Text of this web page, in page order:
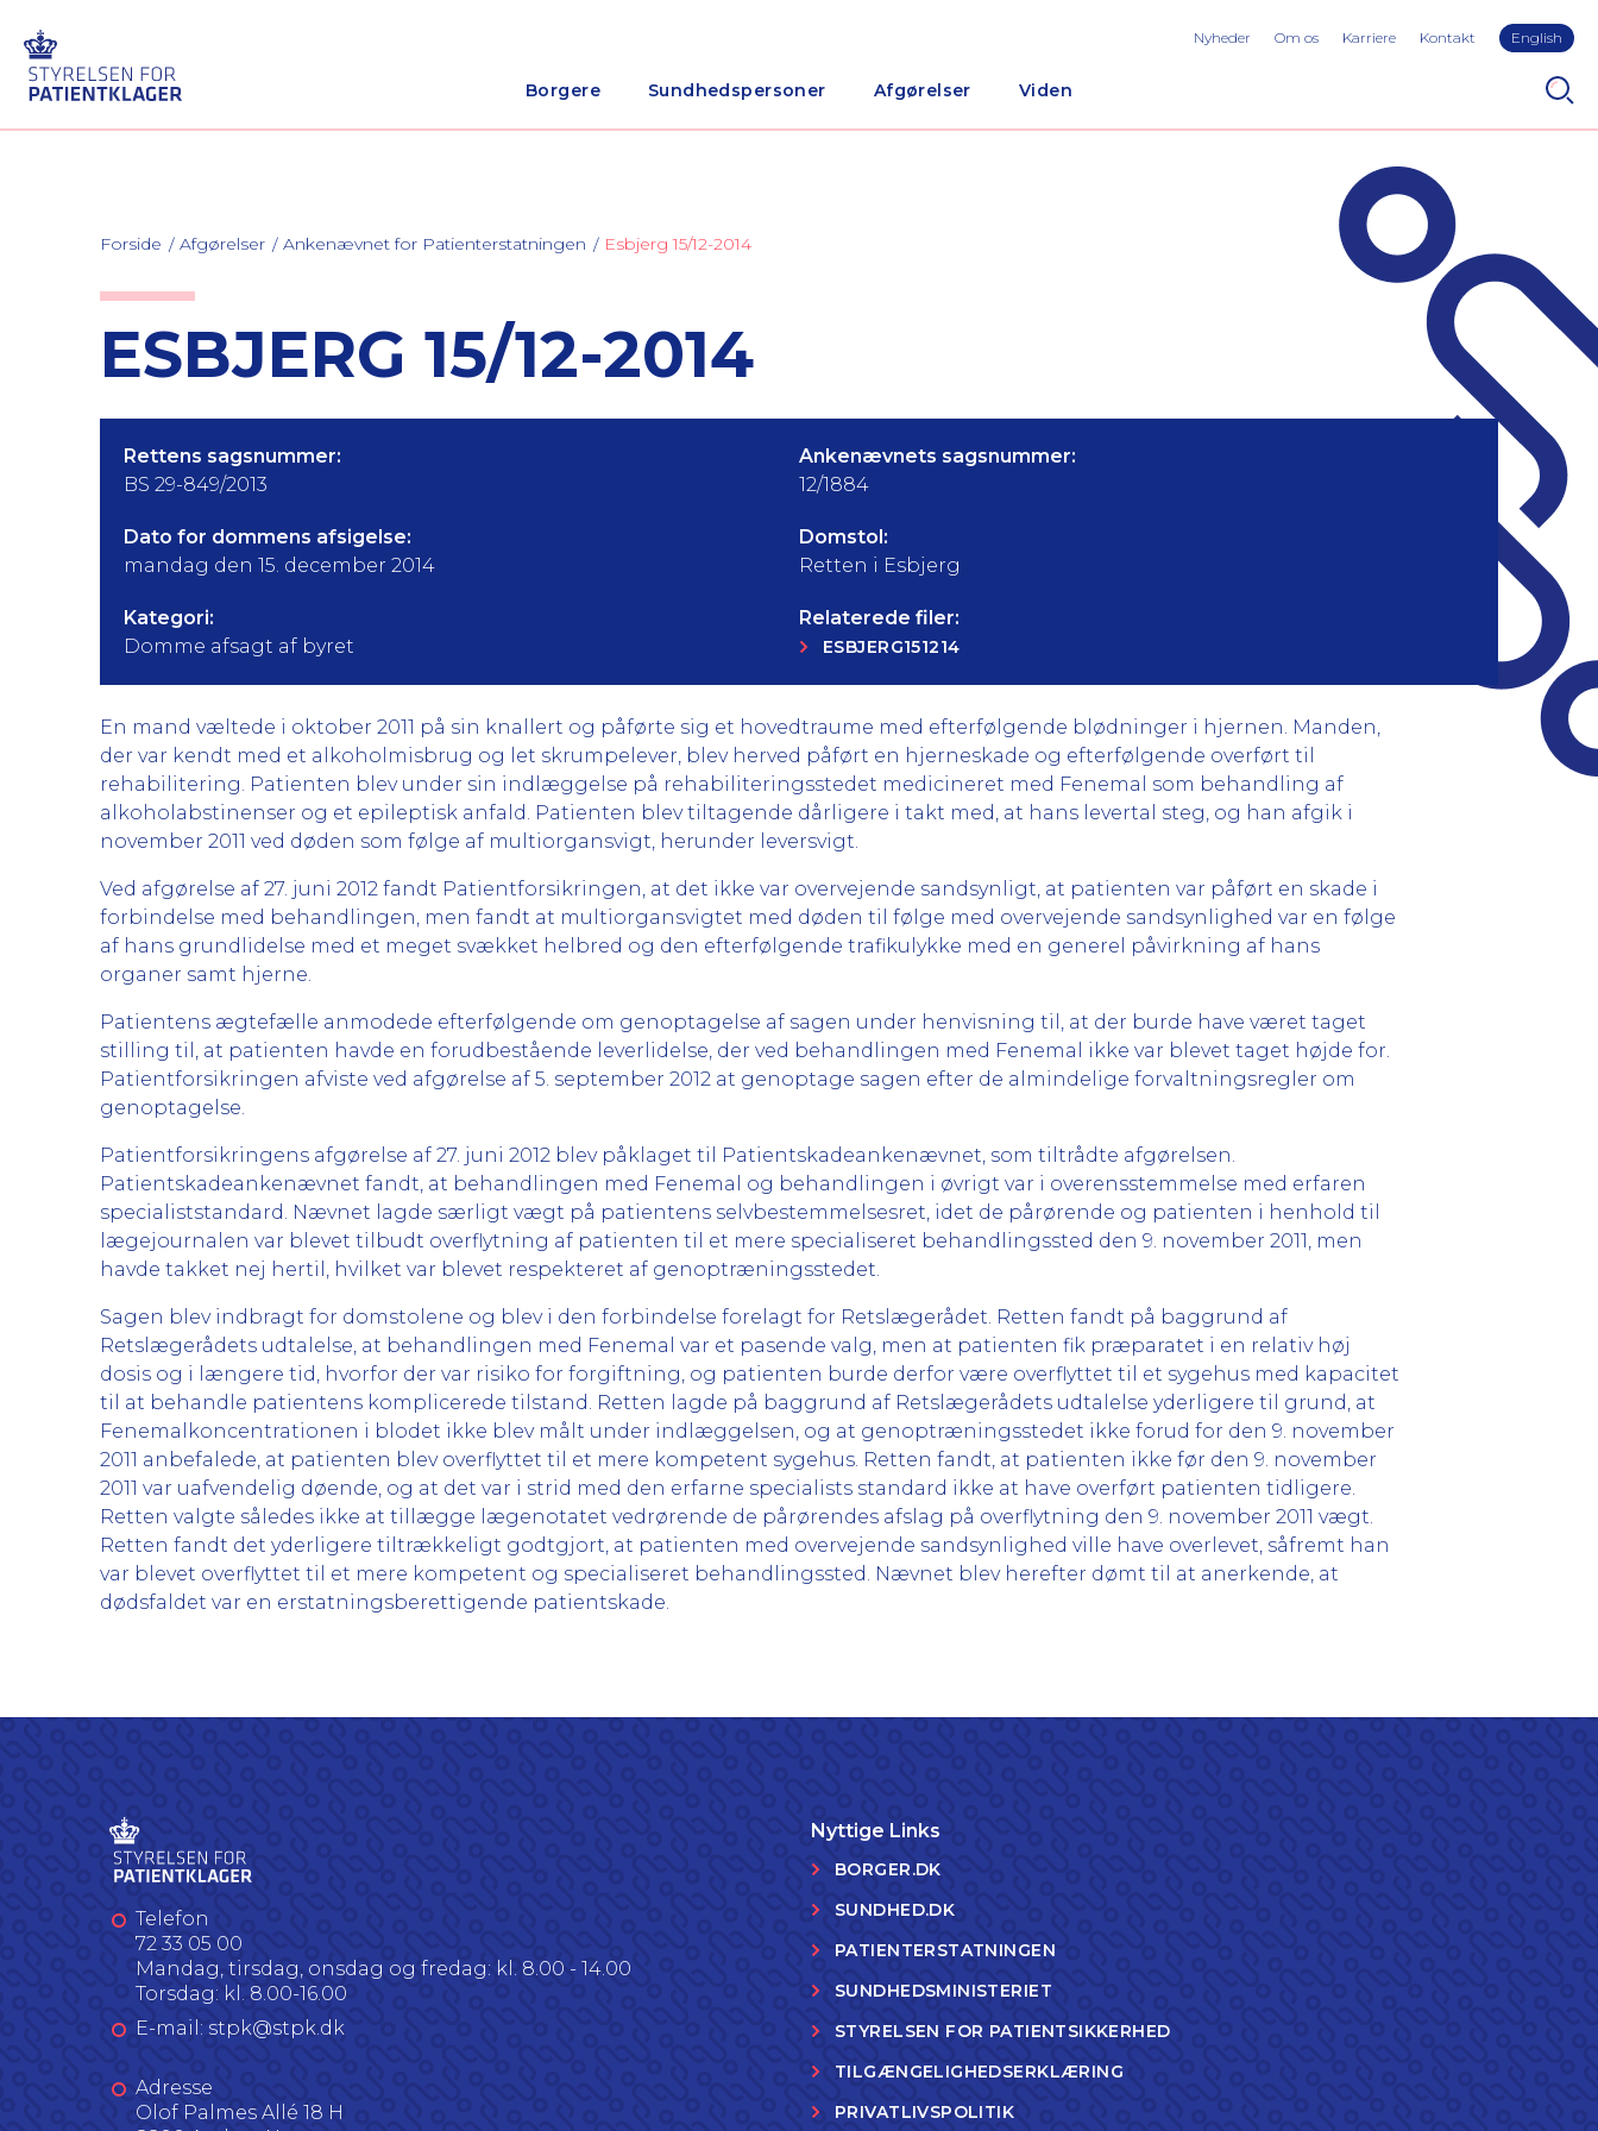
Borgere Sundhedspersoner Afgørelser Viden
Nyheder Om os Karriere Kontakt English
Forside Afgørelser Ankenævnet for Patienterstatningen Esbjerg 15/12-2014
ESBJERG 15/12-2014
Rettens sagsnummer:
BS 29-849/2013
Ankenævnets sagsnummer:
12/1884
Dato for dommens afsigelse:
mandag den 15. december 2014
Domstol:
Retten i Esbjerg
Kategori:
Domme afsagt af byret
Relaterede filer:
ESBJERG151214
En mand væltede i oktober 2011 på sin knallert og påførte sig et hovedtraume med efterfølgende blødninger i hjernen. Manden,
der var kendt med et alkoholmisbrug og let skrumpelever, blev herved påført en hjerneskade og efterfølgende overført til
rehabilitering. Patienten blev under sin indlæggelse på rehabiliteringsstedet medicineret med Fenemal som behandling af
alkoholabstinenser og et epileptisk anfald. Patienten blev tiltagende dårligere i takt med, at hans levertal steg, og han afgik i
november 2011 ved døden som følge af multiorgansvigt, herunder leversvigt.
Ved afgørelse af 27. juni 2012 fandt Patientforsikringen, at det ikke var overvejende sandsynligt, at patienten var påført en skade i
forbindelse med behandlingen, men fandt at multiorgansvigtet med døden til følge med overvejende sandsynlighed var en følge
af hans grundlidelse med et meget svækket helbred og den efterfølgende trafikulykke med en generel påvirkning af hans
organer samt hjerne.
Patientens ægtefælle anmodede efterfølgende om genoptagelse af sagen under henvisning til, at der burde have været taget
stilling til, at patienten havde en forudbestående leverlidelse, der ved behandlingen med Fenemal ikke var blevet taget højde for.
Patientforsikringen afviste ved afgørelse af 5. september 2012 at genoptage sagen efter de almindelige forvaltningsregler om
genoptagelse.
Patientforsikringens afgørelse af 27. juni 2012 blev påklaget til Patientskadeankenævnet, som tiltrådte afgørelsen.
Patientskadeankenævnet fandt, at behandlingen med Fenemal og behandlingen i øvrigt var i overensstemmelse med erfaren
specialiststandard. Nævnet lagde særligt vægt på patientens selvbestemmelsesret, idet de pårørende og patienten i henhold til
lægejournalen var blevet tilbudt overflytning af patienten til et mere specialiseret behandlingssted den 9. november 2011, men
havde takket nej hertil, hvilket var blevet respekteret af genoptræningsstedet.
Sagen blev indbragt for domstolene og blev i den forbindelse forelagt for Retslægerådet. Retten fandt på baggrund af
Retslægerådets udtalelse, at behandlingen med Fenemal var et pasende valg, men at patienten fik præparatet i en relativ høj
dosis og i længere tid, hvorfor der var risiko for forgiftning, og patienten burde derfor være overflyttet til et sygehus med kapacitet
til at behandle patientens komplicerede tilstand. Retten lagde på baggrund af Retslægerådets udtalelse yderligere til grund, at
Fenemalkoncentrationen i blodet ikke blev målt under indlæggelsen, og at genoptræningsstedet ikke forud for den 9. november
2011 anbefalede, at patienten blev overflyttet til et mere kompetent sygehus. Retten fandt, at patienten ikke før den 9. november
2011 var uafvendelig døende, og at det var i strid med den erfarne specialists standard ikke at have overført patienten tidligere.
Retten valgte således ikke at tillægge lægenotatet vedrørende de pårørendes afslag på overflytning den 9. november 2011 vægt.
Retten fandt det yderligere tiltrækkeligt godtgjort, at patienten med overvejende sandsynlighed ville have overlevet, såfremt han
var blevet overflyttet til et mere kompetent og specialiseret behandlingssted. Nævnet blev herefter dømt til at anerkende, at
dødsfaldet var en erstatningsberettigende patientskade.
Telefon
72 33 05 00
Mandag, tirsdag, onsdag og fredag: kl. 8.00 - 14.00
Torsdag: kl. 8.00-16.00
E-mail: stpk@stpk.dk
Adresse
Olof Palmes Allé 18 H
Nyttige Links
BORGER.DK
SUNDHED.DK
PATIENTERSTATNINGEN
SUNDHEDSMINISTERIET
STYRELSEN FOR PATIENTSIKKERHED
TILGÆNGELIGHEDSERKLÆRING
PRIVATLIVSPOLITIK